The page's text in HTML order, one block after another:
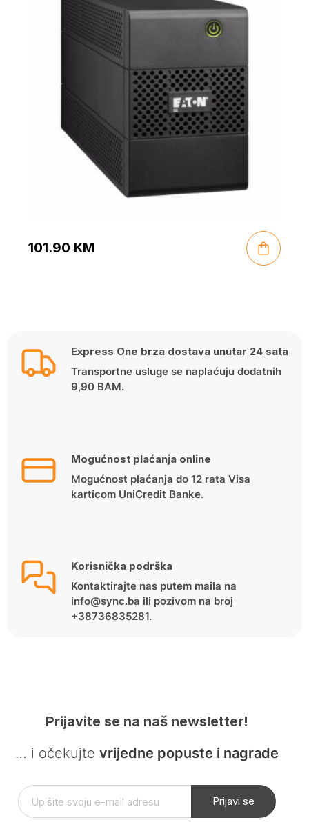
101.90 KM
Express One brza dostava unutar 24 sata
Transportne usluge se naplaćuju dodatnih
9,90 BAM.
Mogućnost plaćanja online
Mogućnost plaćanja do 12 rata Visa
karticom UniCredit Banke.
Korisnička podrška
Kontaktirajte nas putem maila na
info@sync.ba ili pozivom na broj
+38736835281.
Prijavite se na naš newsletter!
… i očekujte vrijedne popuste i nagrade
Prijavi se